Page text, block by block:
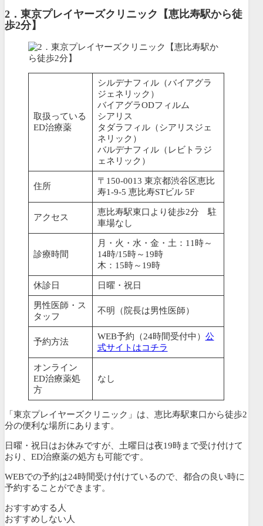
2．東京プレイヤーズクリニック【恵比寿駅から徒
歩2分】
取扱っている
ED治療薬
シルデナフィル（バイアグラ
ジェネリック）
バイアグラODフィルム
シアリス
タダラフィル（シアリスジェ
ネリック）
バルデナフィル（レビトラジ
ェネリック）
住所
〒150-0013 東京都渋谷区恵比
寿1-9-5 恵比寿STビル 5F
アクセス
恵比寿駅東口より徒歩2分 駐
車場なし
診療時間
月・火・水・金・土：11時～
14時/15時～19時
木：15時～19時
休診日 日曜・祝日
男性医師・ス
タッフ
不明（院長は男性医師）
予約方法
WEB予約（24時間受付中） 公
式サイトはコチラ
オンライン
ED治療薬処
方
なし
「東京プレイヤーズクリニック」は、恵比寿駅東口から徒歩2
分の便利な場所にあります。
日曜・祝日はお休みですが、土曜日は夜19時まで受け付けて
おり、ED治療薬の処方も可能です。
WEBでの予約は24時間受け付けているので、都合の良い時に
予約することができます。
おすすめする人
おすすめしない人